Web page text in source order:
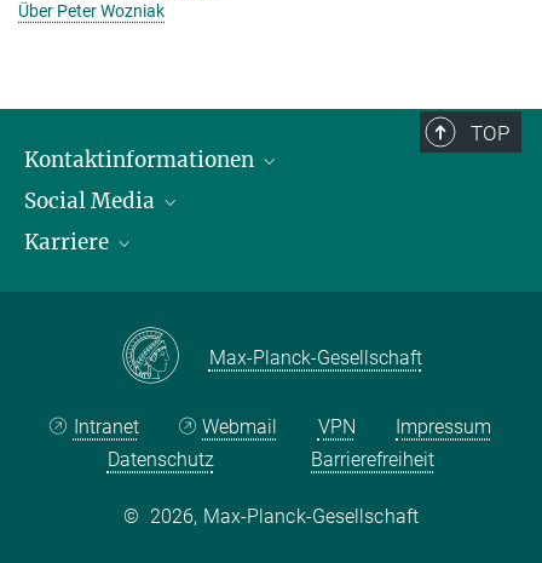
Über Peter Wozniak
TOP
Kontaktinformationen
Öffnungszeiten & Anfahrt
Ansprechpersonen
Social Media
LinkedIn
Karriere
Max Planck Law
Max-Planck-Gesellschaft
Intranet Webmail VPN
Impressum
Datenschutz
Barrierefreiheit
© 2026, Max-Planck-Gesellschaft